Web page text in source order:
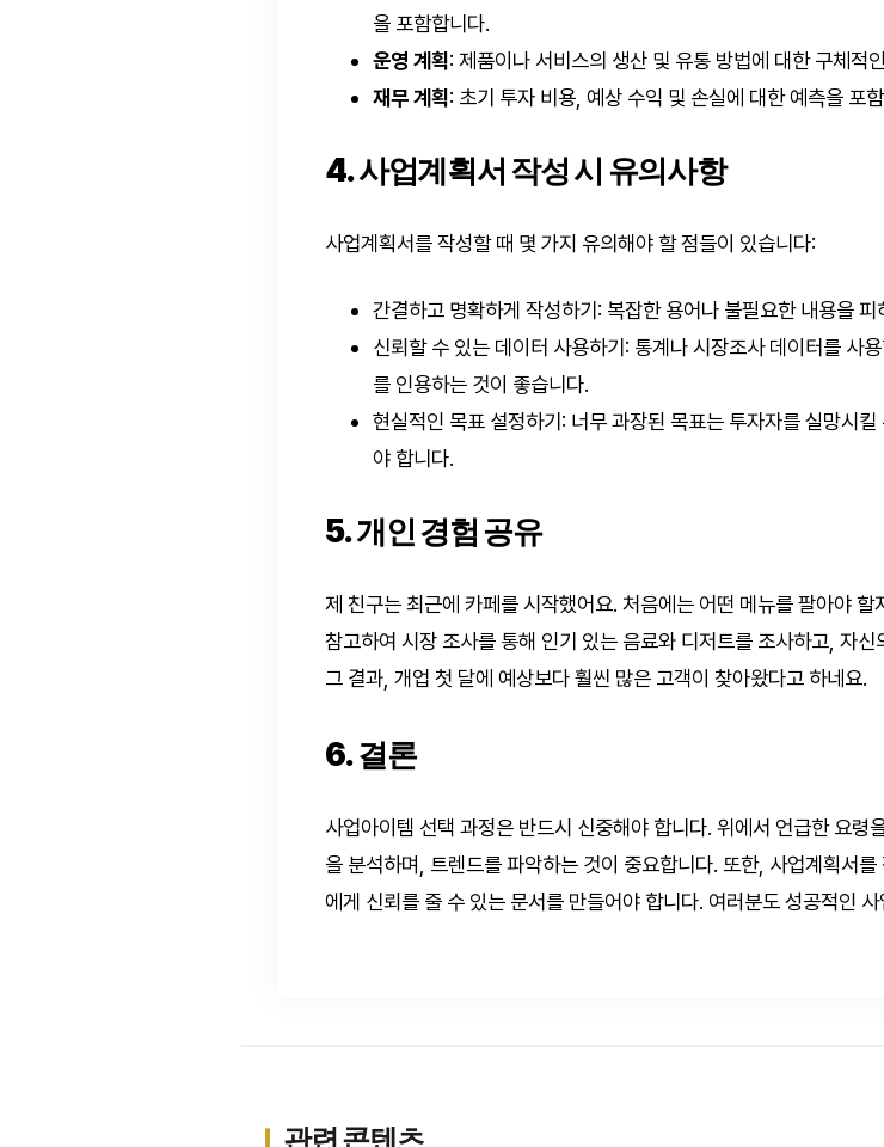
을 포함합니다.
운영 계획: 제품이나 서비스의 생산 및 유통 방법에 대한 구체적
재무 계획: 초기 투자 비용, 예상 수익 및 손실에 대한 예측을 포
4. 사업계획서 작성 시 유의사항
사업계획서를 작성할 때 몇 가지 유의해야 할 점들이 있습니다:
간결하고 명확하게 작성하기: 복잡한 용어나 불필요한 내용을
신뢰할 수 있는 데이터 사용하기: 통계나 시장조사 데이터를 사
를 인용하는 것이 좋습니다.
현실적인 목표 설정하기: 너무 과장된 목표는 투자자를 실망시
야 합니다.
5. 개인 경험 공유
제 친구는 최근에 카페를 시작했어요. 처음에는 어떤 메뉴를 팔아야 할
참고하여 시장 조사를 통해 인기 있는 음료와 디저트를 조사하고, 자
그 결과, 개업 첫 달에 예상보다 훨씬 많은 고객이 찾아왔다고 하네요.
6. 결론
사업아이템 선택 과정은 반드시 신중해야 합니다. 위에서 언급한 요령
을 분석하며, 트렌드를 파악하는 것이 중요합니다. 또한, 사업계획서
에게 신뢰를 줄 수 있는 문서를 만들어야 합니다. 여러분도 성공적인
관련 콘텐츠